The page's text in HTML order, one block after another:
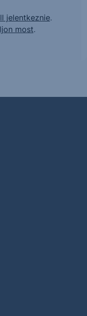
jelentkeznie.
most.